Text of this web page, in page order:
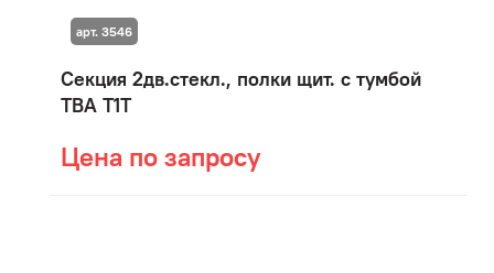
Секция 2дв.стекл., полки щит. с тумбой
ТВА T1T
Цена по запросу
арт. 3546